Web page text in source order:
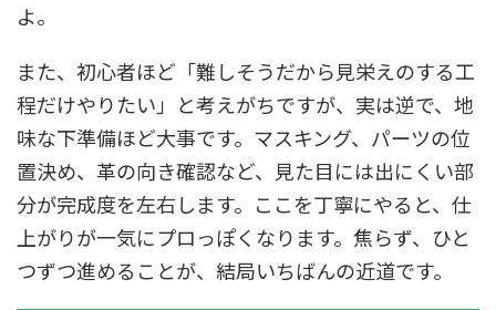
よ。
また、初心者ほど「難しそうだから見栄えのする工
程だけやりたい」と考えがちですが、実は逆で、地
味な下準備ほど大事です。マスキング、パーツの位
置決め、革の向き確認など、見た目には出にくい部
分が完成度を左右します。ここを丁寧にやると、仕
上がりが一気にプロっぽくなります。焦らず、ひと
つずつ進めることが、結局いちばんの近道です。